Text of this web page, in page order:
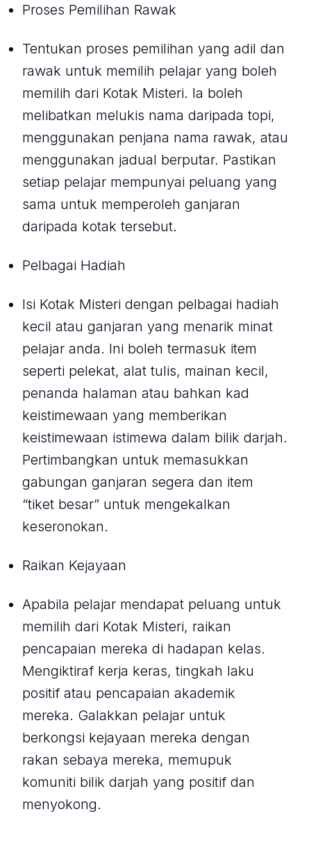
Proses Pemilihan Rawak
Tentukan proses pemilihan yang adil dan
rawak untuk memilih pelajar yang boleh
memilih dari Kotak Misteri. Ia boleh
melibatkan melukis nama daripada topi,
menggunakan penjana nama rawak, atau
menggunakan jadual berputar. Pastikan
setiap pelajar mempunyai peluang yang
sama untuk memperoleh ganjaran
daripada kotak tersebut.
Pelbagai Hadiah
Isi Kotak Misteri dengan pelbagai hadiah
kecil atau ganjaran yang menarik minat
pelajar anda. Ini boleh termasuk item
seperti pelekat, alat tulis, mainan kecil,
penanda halaman atau bahkan kad
keistimewaan yang memberikan
keistimewaan istimewa dalam bilik darjah.
Pertimbangkan untuk memasukkan
gabungan ganjaran segera dan item
“tiket besar” untuk mengekalkan
keseronokan.
Raikan Kejayaan
Apabila pelajar mendapat peluang untuk
memilih dari Kotak Misteri, raikan
pencapaian mereka di hadapan kelas.
Mengiktiraf kerja keras, tingkah laku
positif atau pencapaian akademik
mereka. Galakkan pelajar untuk
berkongsi kejayaan mereka dengan
rakan sebaya mereka, memupuk
komuniti bilik darjah yang positif dan
menyokong.